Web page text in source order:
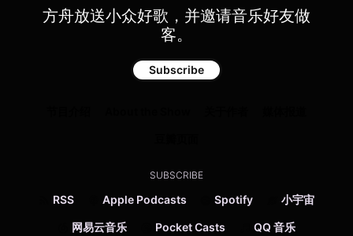
方舟放送小众好歌，并邀请音乐好友做
客。
Subscribe
SUBSCRIBE
RSS Apple Podcasts Spotify 小宇宙
网易云音乐 Pocket Casts QQ 音乐